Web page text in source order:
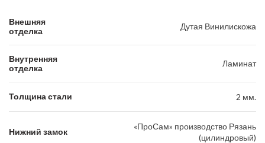
Внешняя
отделка
Дутая Винилискожа
Внутренняя
отделка
Ламинат
Толщина стали 2 мм.
Нижний замок
«ПроСам» производство Рязань
(цилиндровый)